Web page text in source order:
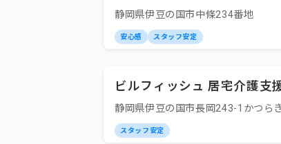
静岡県伊豆の国市中條234番地
安心感 スタッフ安定
ビルフィッシュ 居宅介護支
静岡県伊豆の国市長岡243-1かつら
スタッフ安定